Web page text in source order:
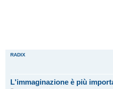
RADIX
L'immaginazione è più